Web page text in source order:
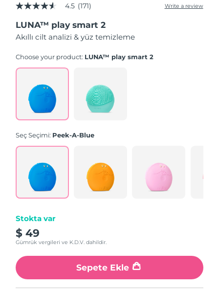
4.5
of
5
stars,
rating
Read
Reviews.
Same
page
link.
4.5 (171) Write a review
LUNA™ play smart 2
Akıllı cilt analizi & yüz temizleme
Choose your product: LUNA™ play smart 2
Seç Seçimi: Peek-A-Blue
Stokta var
$ 49
Gümrük vergileri ve K.D.V. dahildir.
Sepete Ekle